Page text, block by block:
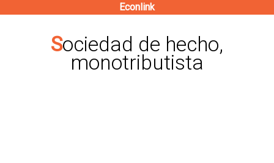
contenido
principal
Econlink
Sociedad de hecho,
monotributista